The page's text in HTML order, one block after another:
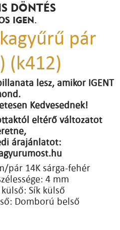
DÖNTÉS
IGEN.
pár
(k412)
lesz, amikor IGENT
Kedvesednek!
eltérő változatot
árajánlatot:
pár 14K sárga-fehér
4 mm
Sík külső
Domború belső